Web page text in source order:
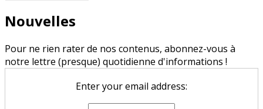
Nouvelles
Pour ne rien rater de nos contenus, abonnez-vous à
notre lettre (presque) quotidienne d'informations !
Enter your email address: